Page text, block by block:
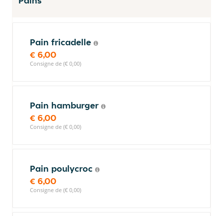
Pain fricadelle
€ 6,00
Consigne de (€ 0,00)
Pain hamburger
€ 6,00
Consigne de (€ 0,00)
Pain poulycroc
€ 6,00
Consigne de (€ 0,00)